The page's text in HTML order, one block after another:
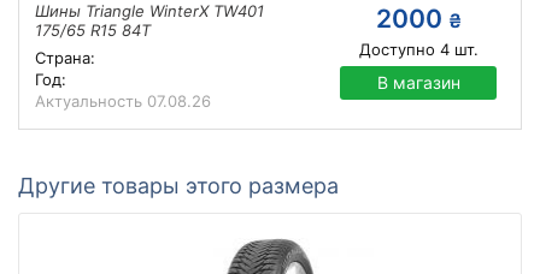
Шины Triangle WinterX TW401
175/65 R15 84T
Страна:
Год:
Актуальность 07.08.26
2000 ₴
Доступно 4шт.
В магазин
Другие товары этого размера